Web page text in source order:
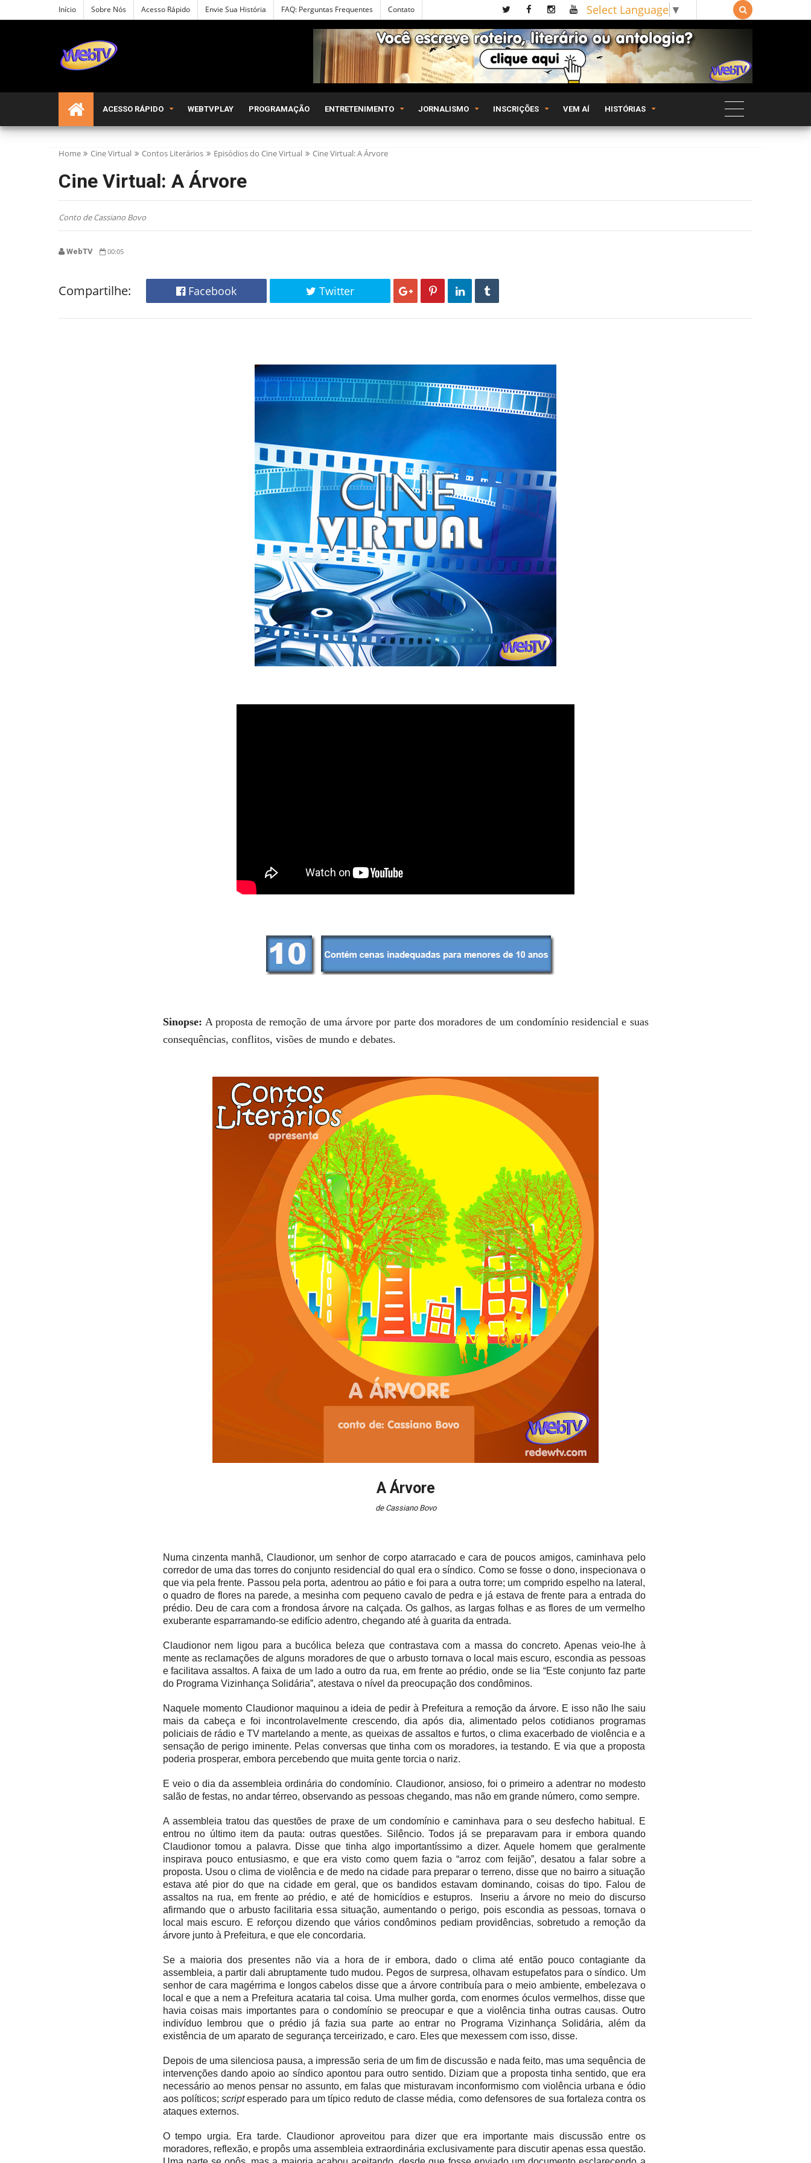
Início Sobre Nós Acesso Rápido Envie Sua História FAQ: Perguntas Frequentes Contato Select Language ▼ 
ACESSO RÁPIDO WEBTVPLAY PROGRAMAÇÃO ENTRETENIMENTO JORNALISMO INSCRIÇÕES VEM AÍ HISTÓRIAS
Home Cine Virtual Contos Literários Episódios do Cine Virtual Cine Virtual: A Árvore
Cine Virtual: A Árvore
Conto de Cassiano Bovo
WebTV 00:05
Compartilhe: Facebook Twitter
Sinopse: A proposta de remoção de uma árvore por parte dos moradores de um condomínio residencial e suas
consequências, conflitos, visões de mundo e debates.
A Árvore
de Cassiano Bovo
Numa cinzenta manhã, Claudionor, um senhor de corpo atarracado e cara de poucos amigos, caminhava pelo
corredor de uma das torres do conjunto residencial do qual era o síndico. Como se fosse o dono, inspecionava o
que via pela frente. Passou pela porta, adentrou ao pátio e foi para a outra torre; um comprido espelho na lateral,
o quadro de flores na parede, a mesinha com pequeno cavalo de pedra e já estava de frente para a entrada do
prédio. Deu de cara com a frondosa árvore na calçada. Os galhos, as largas folhas e as flores de um vermelho
exuberante esparramando-se edifício adentro, chegando até à guarita da entrada.
Claudionor nem ligou para a bucólica beleza que contrastava com a massa do concreto. Apenas veio-lhe à
mente as reclamações de alguns moradores de que o arbusto tornava o local mais escuro, escondiaas pessoas
e facilitavaassaltos. A faixa de um lado a outro da rua, em frente ao prédio, onde se l ia “Este conjunto faz parte
do Programa Vizinhança Solidária”, atestava o nível da preocupação dos condôminos.
Naquele momento Claudionor maquinou a ideia de pedir à Prefeitura a remoção da árvore. E isso não lhe saiu
mais da cabeça e foi incontrolavelmente crescendo, dia após dia, alimentado pelos cotidianos programas
policiais de rádio e TV martelando a mente, as queixas de assaltos e furtos, o clima exacerbado de violência e a
sensação de perigo iminente. Pelas conversas que tinha com os moradores, ia testando. E via que a proposta
poderia prosperar, embora percebendo que muita gente torcia o nariz.
E veio o dia da assembleia ordinária do condomínio. Claudionor, ansioso, foi o primeiro a adentrar no modesto
salão de festas, no andar térreo, observando as pessoas chegando, mas não em grande número, como sempre.
A assembleia tratou das questões de praxe de um condomínio e caminhava para o seu desfecho habitua l. E
entrou no último item da pauta: outras questões. Silêncio. Todos já se preparavam para ir embora quando
Claudionor tomou a palavra. Disse que tinha algo importantíssimo a dizer. Aquele homem que geralmente
inspirava pouco entusiasmo, e que era visto como quem fazia o “arroz com feijão”, desatou a falar sobre a
proposta. Usou o clima de violência e de medo na cidade para preparar o terreno, disse que no bairro a situação
estava até pior do que na cidade em geral, que os bandidos estavam dominando, coisas do tipo. Falou de
assaltos na rua, em frente ao prédio, e até de homicídios e estupros. Inseriu a árvore no meio do discurso
afirmando que o arbusto facilitaria essa situação, aumentando o perigo, pois escondia as pessoas, tornava o
local mais escuro. E reforçou dizendo que vários condôminos pediamprovidências, sobretudo a remoção da
árvore junto à Prefeitura, e que ele concordaria.
Se a maioria dos presentes não via a hora de ir embora, dado o clima até então pouco contagiante da
assembleia, a partir dali abruptamente tudo mudou. Pegos de surpresa, olhavam estupefatos para o síndico. Um
senhor de cara magérrima e longos cabelos disse que a árvore contribuía para o meio ambiente, embelezava o
local e que a nem a Prefeitura acataria tal coisa. Uma mulher gorda, com enormes óculos vermelhos, disse que
havia coisas mais importantes para o condomínio se preocupar e que a violência tinha outras causas. Outro
indivíduo lembrou que o prédio já fazia sua parte ao entrar no Programa Vizinhança Solidária, além da
existência de um aparato de segurança terceirizado, e caro. Eles que mexessem com isso, disse.
Depois de uma silenciosa pausa, a impressão seria de um fim de discussão e nada feito, mas uma sequência de
intervenções dando apoio ao síndico apontou para outro sentido. Diziam que a proposta tinha sentido, que era
necessário ao menos pensar no assunto, em falas que misturavam inconformismo com violência urbana e ódio
aos políticos;scriptesperado para um típico reduto de classe média, como defensores de sua fortaleza contra os
ataques externos.
O tempo urgia. Era tarde. Claudionor aproveitou para dizer que era importante mais discussão entre os
moradores, reflexão, e propôs uma assembleia extraordinária exclusivamente para discutir apenas essa questão.